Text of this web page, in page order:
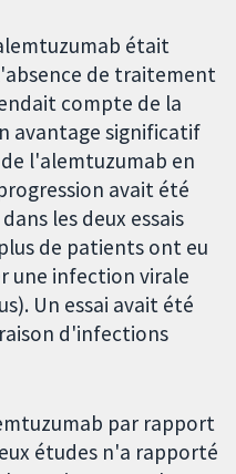
était
de traitement
compte de la
avantage significatif
l'alemtuzumab en
avait été
les deux essais
de patients ont eu
une infection virale
Un essai avait été
d'infections
par rapport
études n'a rapporté